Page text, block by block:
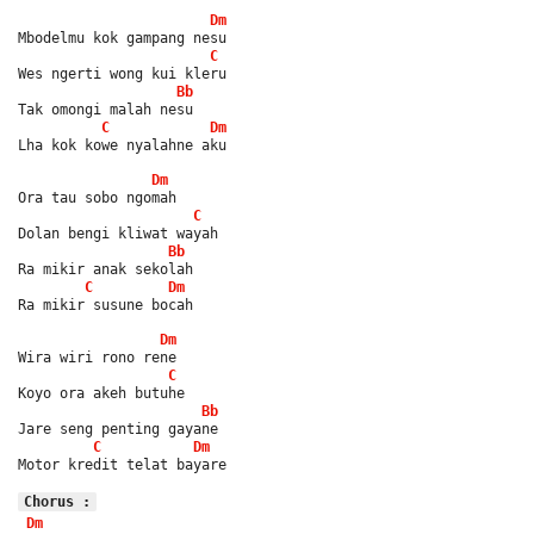
Dm
Mbodelmu kok gampang nesu
C
Wes ngerti wong kui kleru
Bb
Tak omongi malah nesu
C
Dm
Lha kok kowe nyalahne aku
Dm
Ora tau sobo ngomah
C
Dolan bengi kliwat wayah
Bb
Ra mikir anak sekolah
C
Dm
Ra mikir susune bocah
Dm
Wira wiri rono rene
C
Koyo ora akeh butuhe
Bb
Jare seng penting gayane
C
Dm
Motor kredit telat bayare
Chorus :
Dm